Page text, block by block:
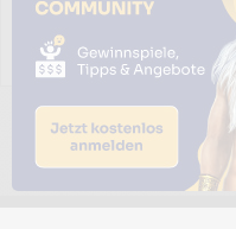
Das dargestellte Bild wurde
übernimmt keinerlei Haftung
jedoch bei Verstößen